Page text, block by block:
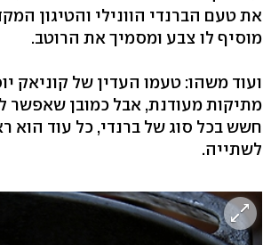
את טעם הברנדי הוונילי והטיגון
מוסיף לו צבע ומסמיך את הרוטב.
ועוד משהו: טעמו העדין של קוניאק
מתיקות מעודנת, אבל כמובן שאפשר
חשש בכל סוג של ברנדי, כל עוד הוא
לשתייה.